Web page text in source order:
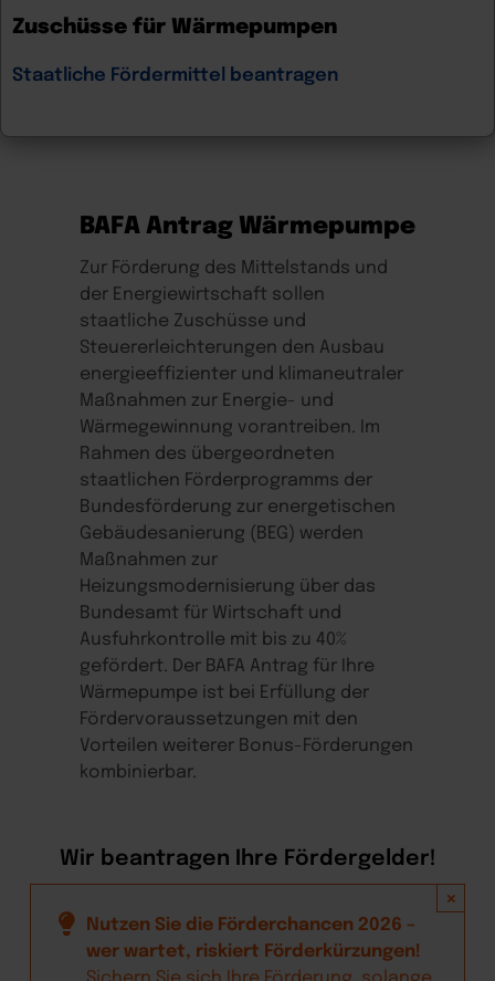
Zuschüsse für Wärmepumpen
Staatliche Fördermittel beantragen
BAFA Antrag Wärmepumpe
Zur Förderung des Mittelstands und
der Energiewirtschaft sollen
staatliche Zuschüsse und
Steuererleichterungen den Ausbau
energieeffizienter und klimaneutraler
Maßnahmen zur Energie- und
Wärmegewinnung vorantreiben. Im
Rahmen des übergeordneten
staatlichen Förderprogramms der
Bundesförderung zur energetischen
Gebäudesanierung (BEG) werden
Maßnahmen zur
Heizungsmodernisierung über das
Bundesamt für Wirtschaft und
Ausfuhrkontrolle mit bis zu 40%
gefördert. Der BAFA Antrag für Ihre
Wärmepumpe ist bei Erfüllung der
Fördervoraussetzungen mit den
Vorteilen weiterer Bonus-Förderungen
kombinierbar.
Wir beantragen Ihre Fördergelder!
Nutzen Sie die Förderchancen 2026 –
wer wartet, riskiert Förderkürzungen!
×